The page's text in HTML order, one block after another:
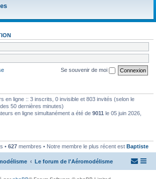
Se souvenir de moi
en ligne :: 3 inscrits, 0 invisible et 803 invités (selon le
50 dernières minutes)
en ligne simultanément a été de 9011 le 05 juin 2026,
• 627 membres • Notre membre le plus récent est Baptiste
Le forum de l'Aéromodélisme